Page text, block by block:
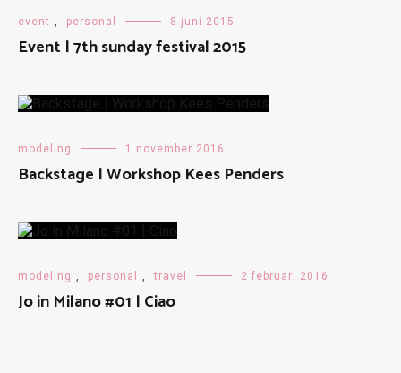
event personal 8 juni 2015
Event | 7th sunday festival 2015
modeling 1 november 2016
Backstage | Workshop Kees Penders
modeling personal travel 2 februari 2016
Jo in Milano #01 | Ciao